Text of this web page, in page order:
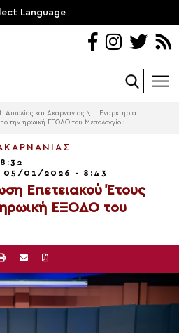
Language
Αιτωλίας και Ακαρνανίας \
Εναρκτήρια
την ηρωική ΕΞΟΔΟ του Μεσολογγίου
05/01/2026 - 8:43
Επετειακού Έτους
ΕΞΟΔΟ του